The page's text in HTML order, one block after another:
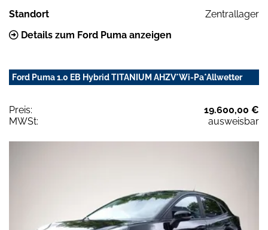
Standort
Zentrallager
Details zum Ford Puma anzeigen
Ford Puma 1.0 EB Hybrid TITANIUM AHZV*Wi-Pa*Allwetter
Preis:
19.600,00 €
MWSt:
ausweisbar